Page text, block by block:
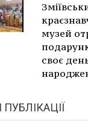
музей
своє
ПУБЛІКАЦІЇ